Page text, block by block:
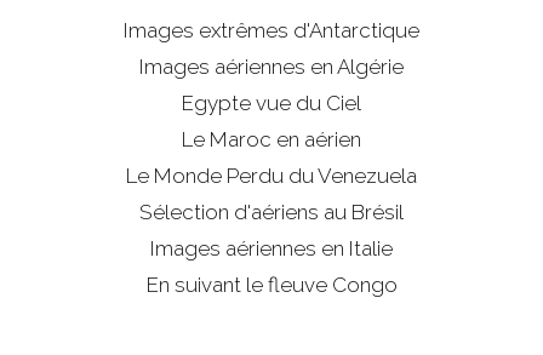
Images extrêmes d'Antarctique
Images aériennes en Algérie
Egypte vue du Ciel
Le Maroc en aérien
Le Monde Perdu du Venezuela
Sélection d'aériens au Brésil
Images aériennes en Italie
En suivant le fleuve Congo